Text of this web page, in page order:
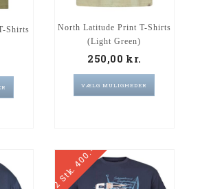
Shirts
North Latitude Print T-Shirts
(Light Green)
250,00kr.
VÆLG MULIGHEDER
2 Stk. 400.-